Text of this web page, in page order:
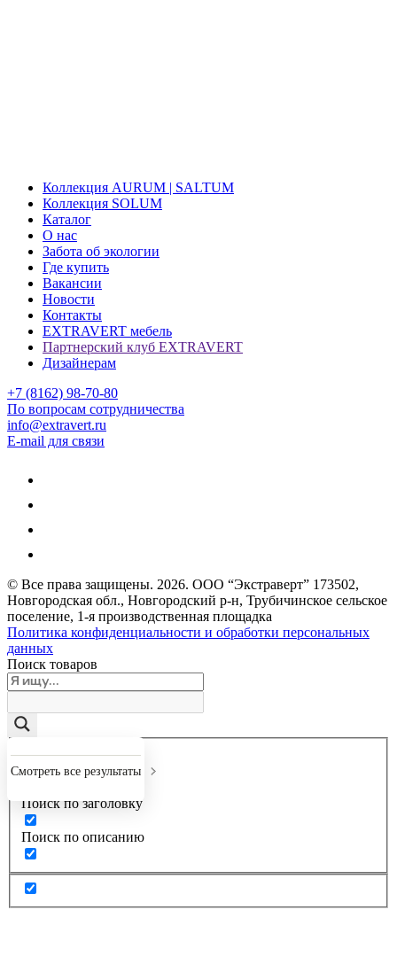
Коллекция AURUM | SALTUM
Коллекция SOLUM
Каталог
О нас
Забота об экологии
Где купить
Вакансии
Новости
Контакты
EXTRAVERT мебель
Партнерский клуб EXTRAVERT
Дизайнерам
+7 (8162) 98-70-80
По вопросам сотрудничества
info@extravert.ru
E-mail для связи
© Все права защищены. 2026. ООО “Экстраверт” 173502,
Новгородская обл., Новгородский р-н, Трубичинское сельское
поселение, 1-я производственная площадка
Политика конфиденциальности и обработки персональных
данных
Поиск товаров
Смотреть все результаты
Точное совпадение
Поиск по заголовку
Поиск по описанию